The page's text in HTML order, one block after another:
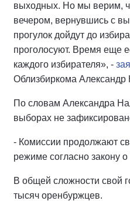
выходных. Но мы верим,
вечером, вернувшись с
прогулок дойдут до
проголосуют. Время еще
каждого избирателя», -
Облизбиркома Александр
По словам Александра
выборах не
- Комиссии продолжают
режиме согласно закону
В общей сложности свой
тысяч оренбуржцев.